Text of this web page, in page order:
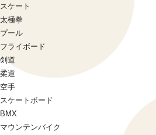
スケート
太極拳
プール
フライボード
剣道
柔道
空手
スケートボード
BMX
マウンテンバイク